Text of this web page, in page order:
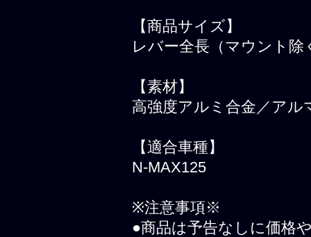
【商品サイズ】
レバー全長（マウント除
【素材】
高強度アルミ合金／アル
【適合車種】
N-MAX125
※注意事項※
●商品は予告なしに価格